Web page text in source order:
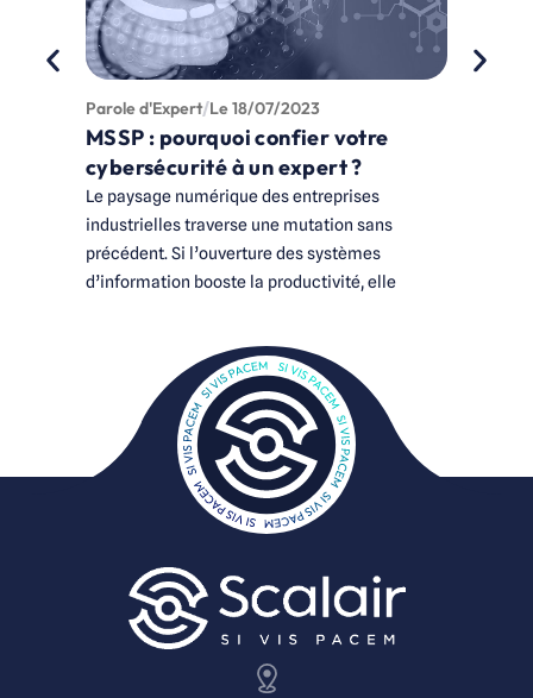
Parole d'Expert Le18/07/2023
MSSP : pourquoi confier votre
cybersécurité à un expert ?
Le paysage numérique des entreprises
industrielles traverse une mutation sans
précédent. Si l’ouverture des systèmes
d’information booste la productivité, elle